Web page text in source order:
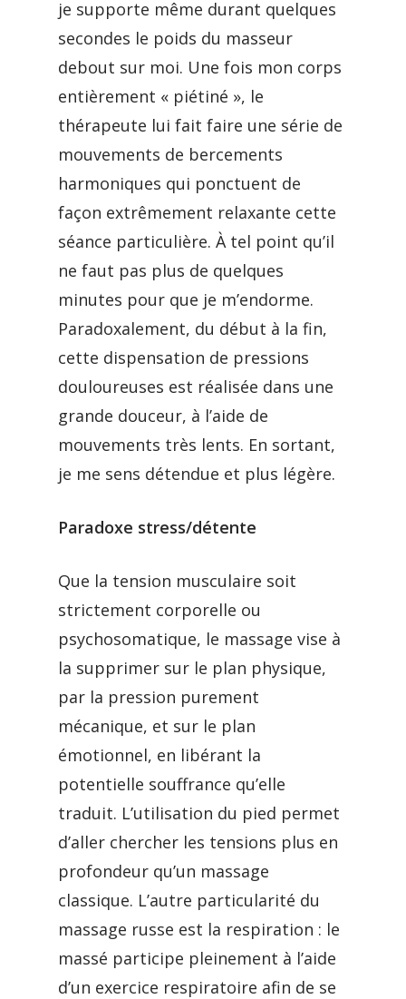
je supporte même durant quelques
secondes le poids du masseur
debout sur moi. Une fois mon corps
entièrement « piétiné », le
thérapeute lui fait faire une série de
mouvements de bercements
harmoniques qui ponctuent de
façon extrêmement relaxante cette
séance particulière. À tel point qu’il
ne faut pas plus de quelques
minutes pour que je m’endorme.
Paradoxalement, du début à la fin,
cette dispensation de pressions
douloureuses est réalisée dans une
grande douceur, à l’aide de
mouvements très lents. En sortant,
je me sens détendue et plus légère.
Paradoxe stress/détente
Que la tension musculaire soit
strictement corporelle ou
psychosomatique, le massage vise à
la supprimer sur le plan physique,
par la pression purement
mécanique, et sur le plan
émotionnel, en libérant la
potentielle souffrance qu’elle
traduit. L’utilisation du pied permet
d’aller chercher les tensions plus en
profondeur qu’un massage
classique. L’autre particularité du
massage russe est la respiration : le
massé participe pleinement à l’aide
d’un exercice respiratoire afin de se